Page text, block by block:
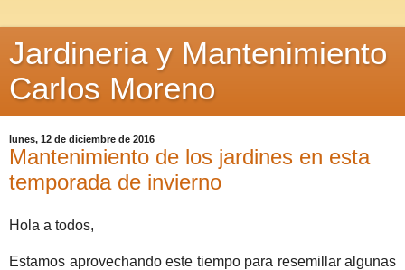
Jardineria y Mantenimiento
Carlos Moreno
lunes, 12 de diciembre de 2016
Mantenimiento de los jardines en esta
temporada de invierno
Hola a todos,
Estamos aprovechando este tiempo para resemillar algunas